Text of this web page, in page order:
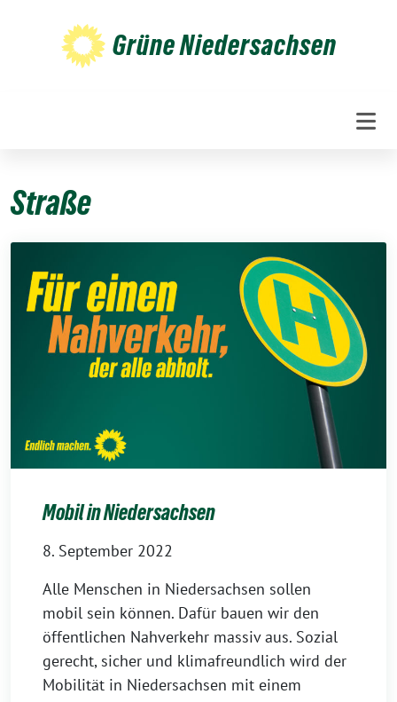
Grüne Niedersachsen
Straße
Mobil in Niedersachsen
8. September 2022
Alle Menschen in Niedersachsen sollen
mobil sein können. Dafür bauen wir den
öffentlichen Nahverkehr massiv aus. Sozial
gerecht, sicher und klimafreundlich wird der
Mobilität in Niedersachsen mit einem